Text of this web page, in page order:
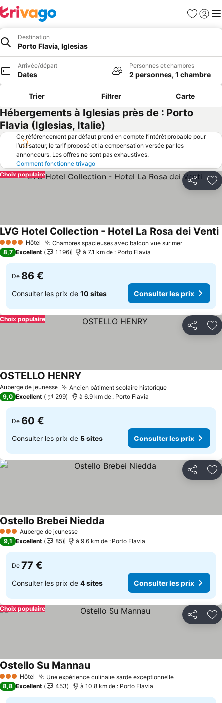
Favoris
Se
Destination
Porto Flavia, Iglesias
Arrivée/départ
Dates
Personnes et chambres
2 personnes, 1 chambre
Trier Filtrer Carte
Hébergements à Iglesias près de : Porto
Flavia (Iglesias, Italie)
Ce référencement par défaut prend en compte l’intérêt probable pour
l’utilisateur, le tarif proposé et la compensation versée par les
annonceurs. Les offres ne sont pas exhaustives.
Comment fonctionne trivago
Partager
Choix populaire
4 Étoiles Hôtel Chambres spacieuses avec balcon vue sur merConsulter
LVG Hotel Collection - Hotel La Rosa dei Venti
8,7 Excellent 1 196 à 7.1 km de : Porto Flavia
De 86 €
Consulter les prix de 10 sites Consulter les prix
Partager
Choix populaire
Auberge de jeunesse Ancien bâtiment scolaire historiqueConsulter les
OSTELLO HENRY
9,0 Excellent 299 à 6.9 km de : Porto Flavia
De 60 €
Consulter les prix de 5 sites Consulter les prix
Partager
3 ÉtoilesAuberge de jeunesse
Ostello Brebei Niedda
9,1 Excellent 85 à 9.6 km de : Porto Flavia
De 77 €
Consulter les prix de 4 sites Consulter les prix
Partager
Choix populaire
3 ÉtoilesHôtel Une expérience culinaire sarde exceptionnelleConsulter
Ostello Su MannauConsulter les prix
8,8 Excellent 453 à 10.8 km de : Porto Flavia